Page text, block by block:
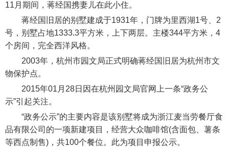
11月期间，蒋经国携妻儿在此小住。
蒋经国旧居的别墅建成于1931年，门牌为里西湖1号、2
号，别墅占地1333.3平方米，上下两层。主楼344平方米，4
个房间，完全西洋风格。
2003年，杭州市园文局正式明确蒋经国旧居为杭州市文
物保护点。
2015年01月28日因在杭州园文局官网上一条“政务公
示”引起关注。
“政务公示”的主要内容是该别墅将成为浙江麦当劳餐厅食
品有限公司的一项新建项目，经营大众咖啡馆(含面包、薯条
等西点制售)，共100个餐位。此为项目申报公示。